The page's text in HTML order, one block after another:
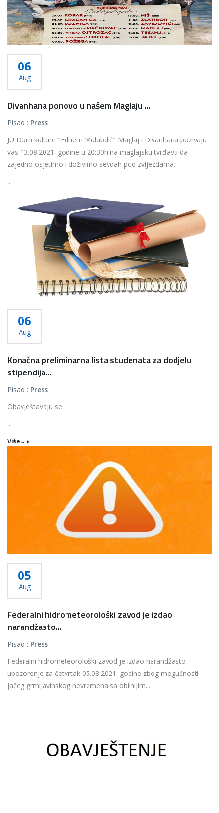
06
Aug
Divanhana ponovo u našem Maglaju ...
Pisao : Press
JU Dom kulture "Edhem Mulabdić" Maglaj i Divanhana pozivaju
vas 13.08.2021. godine u 20:30h na maglajsku tvrđavu da
zajedno osjetimo i doživimo sevdah pod zvijezdama.
...
06
Aug
Konačna preliminarna lista studenata za dodjelu
stipendija...
Pisao : Press
Obavještavaju se
...
Više...
05
Aug
Federalni hidrometeorološki zavod je izdao
narandžasto...
Pisao : Press
Federalni hidrometeorološki zavod je izdao narandžasto
upozorenje za četvrtak 05.08.2021. godine zbog mogućnosti
jačeg grmljavinskog nevremena sa obilnijim...
Više...